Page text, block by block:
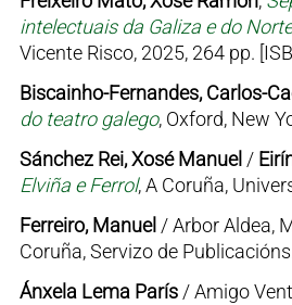
intelectuais da Galiza e do
Vicente Risco, 2025, 264 pp.
Biscainho-Fernandes, Carlos-
do teatro galego, Oxford, New
Sánchez Rei, Xosé Manuel /
Elviña e Ferrol, A Coruña,
Ferreiro, Manuel / Arbor Aldea,
Coruña, Servizo de
Ánxela Lema París/ Amigo